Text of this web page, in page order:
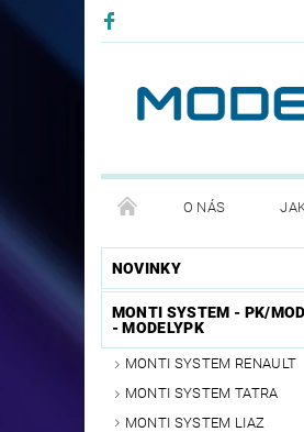
O NÁS
PODMÍNKY OCHRANNY
NOVINKY
MONTI SYSTEM - PK/
- MODELYPK
MONTI SYSTEM RENAULT
MONTI SYSTEM TATRA
MONTI SYSTEM LIAZ